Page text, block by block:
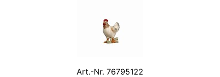
Art.-Nr. 76795122